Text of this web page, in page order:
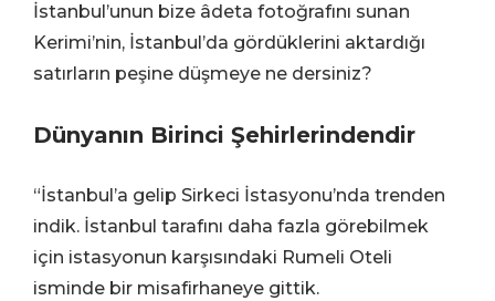
İstanbul’unun bize âdeta fotoğrafını sunan
Kerimi’nin, İstanbul’da gördüklerini aktardığı
satırların peşine düşmeye ne dersiniz?
Dünyanın Birinci Şehirlerindendir
“İstanbul’a gelip Sirkeci İstasyonu’nda trenden
indik. İstanbul tarafını daha fazla görebilmek
için istasyonun karşısındaki Rumeli Oteli
isminde bir misafirhaneye gittik.